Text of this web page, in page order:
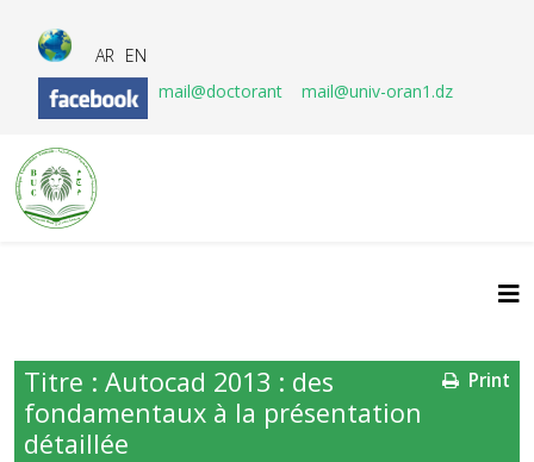
AR EN
mail@doctorant
mail@univ-oran1.dz
Print
Titre : Autocad 2013 : des
fondamentaux à la présentation
détaillée